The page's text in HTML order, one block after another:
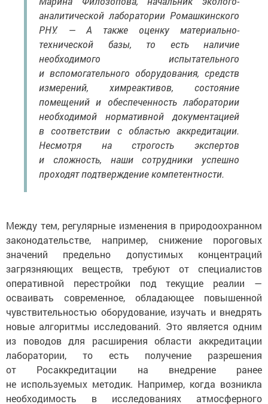
аналитической лаборатории Ромашкинского
РНУ. — А также оценку материально-
технической базы, то есть наличие
необходимого испытательного
и вспомогательного оборудования, средств
измерений, химреактивов, состояние
помещений и обеспеченность лаборатории
необходимой нормативной документацией
в соответствии с областью аккредитации.
Несмотря на строгость экспертов
и сложность, наши сотрудники успешно
проходят подтверждение компетентности.
Между тем, регулярные изменения в природоохранном
законодательстве, например, снижение пороговых
значений предельно допустимых концентраций
загрязняющих веществ, требуют от специалистов
оперативной перестройки под текущие реалии —
осваивать современное, обладающее повышенной
чувствительностью оборудование, изучать и внедрять
новые алгоритмы исследований. Это является одним
из поводов для расширения области аккредитации
лаборатории, то есть получение разрешения
от Росаккредитации на внедрение ранее
не используемых методик. Например, когда возникла
необходимость в исследованиях атмосферного